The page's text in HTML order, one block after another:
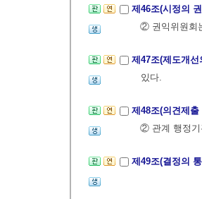
제46조(시정의
② 권익위원회
제47조(제도개
있다.
제48조(의견제
② 관계 행정기
제49조(결정의